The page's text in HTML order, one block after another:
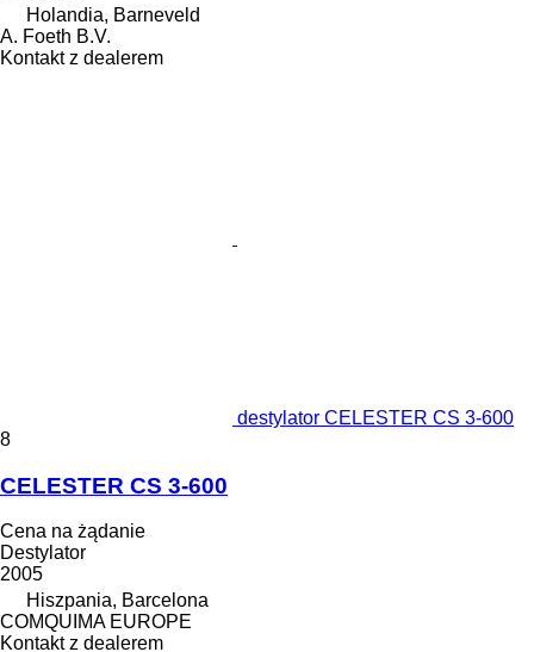
Holandia, Barneveld
A. Foeth B.V.
Kontakt z dealerem
destylator CELESTER CS 3-600
8
CELESTER CS 3-600
Cena na żądanie
Destylator
2005
Hiszpania, Barcelona
COMQUIMA EUROPE
Kontakt z dealerem